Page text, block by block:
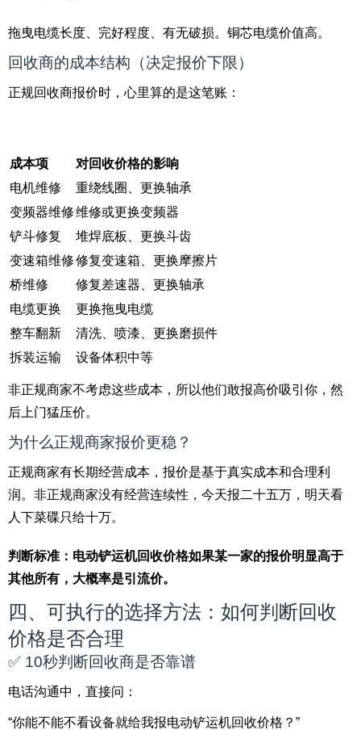
拖曳电缆长度、完好程度、有无破损。铜芯电缆价值高。
回收商的成本结构（决定报价下限）
正规回收商报价时，心里算的是这笔账：
成本项
对回收价格的影响
电机维修
重绕线圈、更换轴承
变频器维修维修或更换变频器
铲斗修复
堆焊底板、更换斗齿
变速箱维修修复变速箱、更换摩擦片
桥维修
修复差速器、更换轴承
电缆更换
更换拖曳电缆
整车翻新
清洗、喷漆、更换磨损件
拆装运输
设备体积中等
非正规商家不考虑这些成本，所以他们敢报高价吸引你，然
后上门猛压价。
为什么正规商家报价更稳？
正规商家有长期经营成本，报价是基于真实成本和合理利
润。非正规商家没有经营连续性，今天报二十五万，明天看
人下菜碟只给十万。
判断标准：电动铲运机回收价格如果某一家的报价明显高于
其他所有，大概率是引流价。
四、可执行的选择方法：如何判断回收
价格是否合理
✅ 10秒判断回收商是否靠谱
电话沟通中，直接问：
“你能不能不看设备就给我报电动铲运机回收价格？”